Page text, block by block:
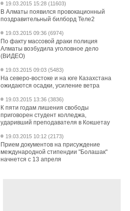
19.03.2015 15:28 (11603)
В Алматы появился провокационный
поздравительный билборд Теле2
19.03.2015 09:36 (6974)
По факту массовой драки полиция
Алматы возбудила уголовное дело
(ВИДЕО)
19.03.2015 09:03 (5483)
На северо-востоке и на юге Казахстана
ожидаются осадки, усиление ветра
19.03.2015 13:36 (3836)
К пяти годам лишения свободы
приговорен студент колледжа,
ударивший преподавателя в Кокшетау
19.03.2015 10:12 (2173)
Прием документов на присуждение
международной стипендии "Болашак"
начнется с 13 апреля